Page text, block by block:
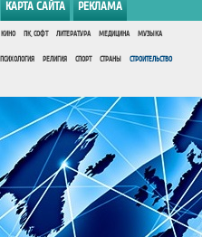
КАРТА САЙТА РЕКЛАМА
КИНО ПК, СОФТ ЛИТЕРАТУРА МЕДИЦИНА МУЗЫКА
ПСИХОЛОГИЯ РЕЛИГИЯ СПОРТ СТРАНЫ СТРОИТЕЛЬСТВО